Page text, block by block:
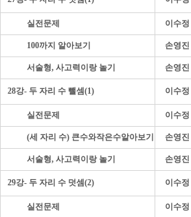
실전문제 이수정
100까지 알아보기 손영진
서술형, 사고력이랑 놀기 손영진
28강- 두 자리 수 뺄셈(1) 이수정
실전문제 이수정
(세 자리 수) 큰수와작은수알아보기 손영진
서술형, 사고력이랑 놀기 손영진
29강- 두 자리 수 덧셈(2) 이수정
실전문제 이수정